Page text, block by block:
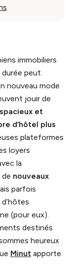
immobiliers
durée peut
nouveau mode
jouir de
et
d’hôtel plus
plateformes
loyers
la
nouveaux
parfois
(pour eux).
destinés
heureux
Minut apporte